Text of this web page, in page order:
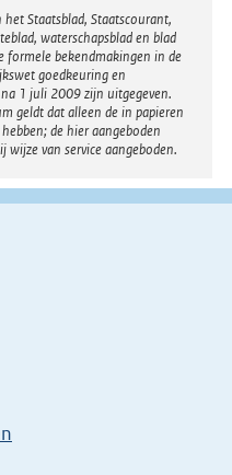
Staatsblad, Staatscourant,
waterschapsblad en blad
formele bekendmakingen in de
goedkeuring en
1 juli 2009 zijn uitgegeven.
geldt dat alleen de in papieren
de hier aangeboden
wijze van service aangeboden.